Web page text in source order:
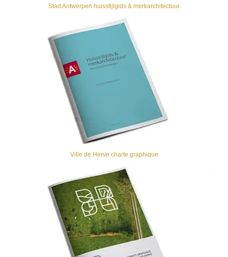
Stad Antwerpen huisstijlgids & merkarchitectuur
Ville de Herve charte graphique